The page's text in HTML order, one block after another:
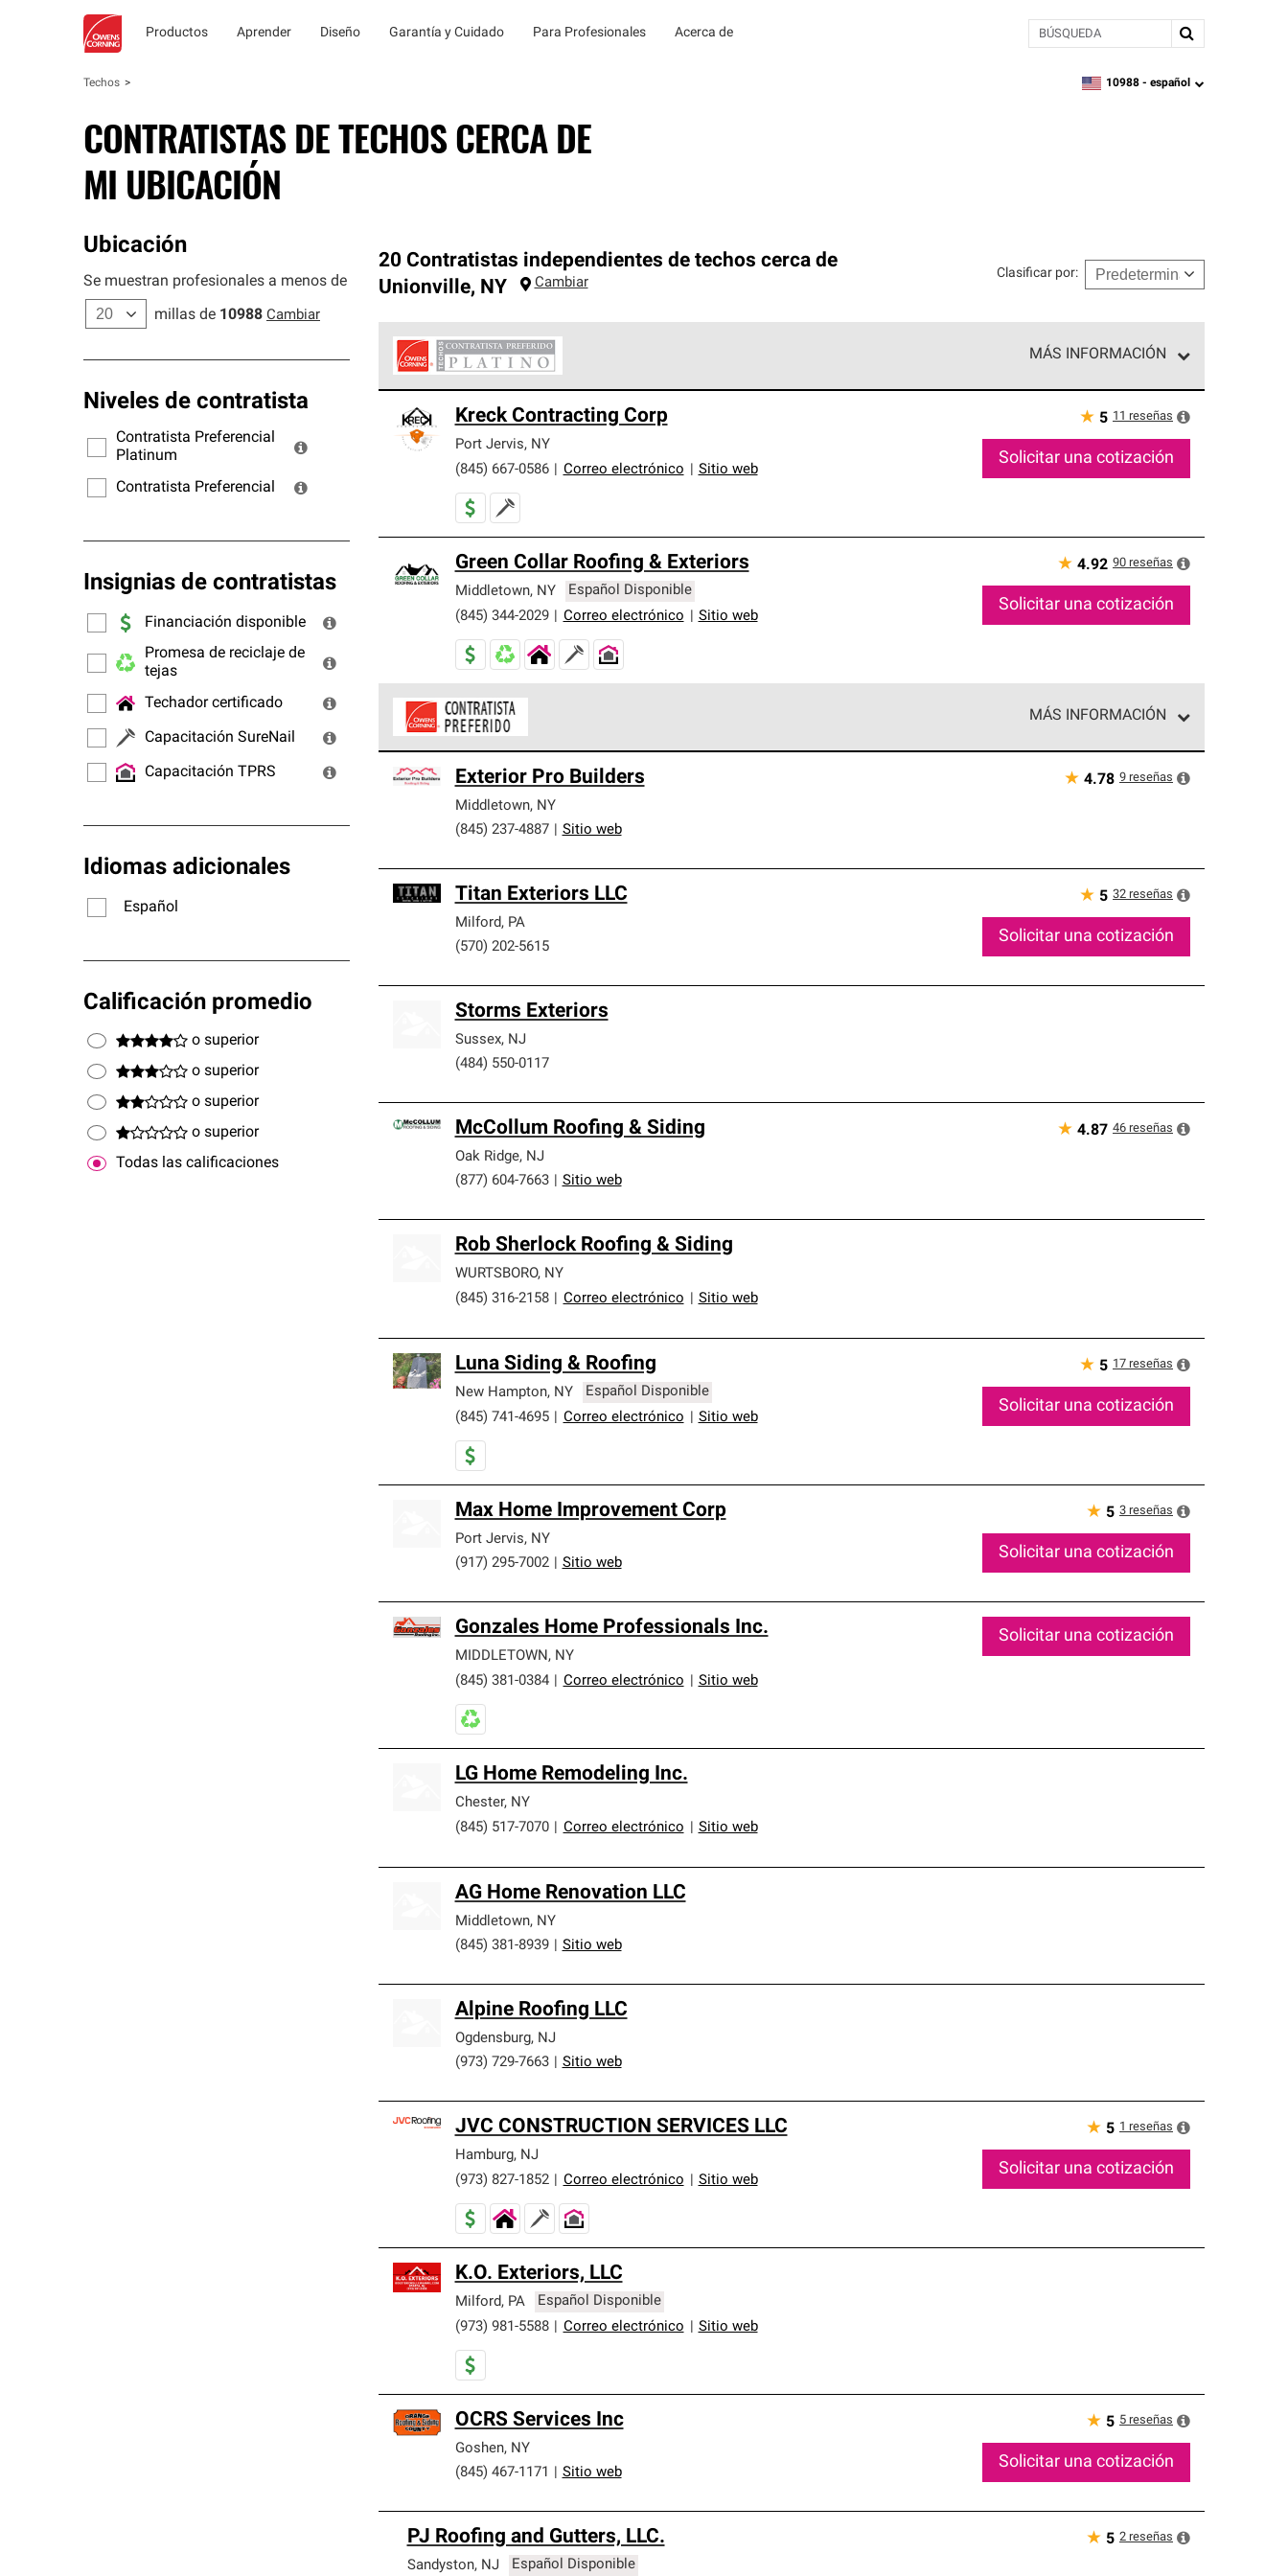
Productos Aprender Diseño Garantía y Cuidado Para Profesionales Acerca de BÚSQUEDA
Techos zipcode,language
10988 - español
CONTRATISTAS DE TECHOS CERCA DE
MI UBICACIÓN
Ubicación
Se muestran profesionales a menos de
millas de 10988 Cambiar
Niveles de contratista
Contratista Preferencial
Platinum
Contratista Preferencial
Insignias de contratistas
Financiación disponible
Promesa de reciclaje de
tejas
Techador certificado
Capacitación SureNail
Capacitación TPRS
Idiomas adicionales
Español
Calificación promedio
o superior
o superior
o superior
o superior
Todas las calificaciones
20 Contratistas independientes de techos cerca de
Unionville, NY Cambiar
Clasificar por:
MÁS INFORMACIÓN
cumplen con estándares estrictos de profesionalismo, confiabilidad y destreza incomparable. Solo ellos pueden
ofrecer nuestra mejor garantía de sistemas de techos.
Kreck Contracting Corp
Port Jervis, NY
(845) 667-0586
Correo electrónico Sitio web
★ 5 11 reseñas
Solicitar una cotización
Green Collar Roofing & Exteriors
Middletown, NY
Español Disponible
(845) 344-2029
Correo electrónico Sitio web
★ 4.92 90 reseñas
Solicitar una cotización
MÁS INFORMACIÓN
cumplen con altos estándares y requisitos estrictos de profesionalismo y confiabilidad.
Exterior Pro Builders
Middletown, NY
(845) 237-4887
Sitio web
★ 4.78 9 reseñas
Titan Exteriors LLC
Milford , PA
(570) 202-5615
★ 5 32 reseñas
Solicitar una cotización
Storms Exteriors
Sussex, NJ
(484) 550-0117
McCollum Roofing & Siding
Oak Ridge, NJ
(877) 604-7663
Sitio web
★ 4.87 46 reseñas
Rob Sherlock Roofing & Siding
WURTSBORO, NY
(845) 316-2158
Correo electrónico Sitio web
Luna Siding & Roofing
New Hampton, NY
Español Disponible
(845) 741-4695
Correo electrónico Sitio web
★ 5 17 reseñas
Solicitar una cotización
Max Home Improvement Corp
Port Jervis, NY
(917) 295-7002
Sitio web
★ 5 3 reseñas
Solicitar una cotización
Gonzales Home Professionals Inc.
MIDDLETOWN , NY
(845) 381-0384
Correo electrónico Sitio web
Solicitar una cotización
LG Home Remodeling Inc.
Chester, NY
(845) 517-7070
Correo electrónico Sitio web
AG Home Renovation LLC
Middletown, NY
(845) 381-8939
Sitio web
Alpine Roofing LLC
Ogdensburg, NJ
(973) 729-7663
Sitio web
JVC CONSTRUCTION SERVICES LLC
Hamburg, NJ
(973) 827-1852
Correo electrónico Sitio web
★ 5 1 reseñas
Solicitar una cotización
K.O. Exteriors, LLC
Milford , PA
Español Disponible
(973) 981-5588
Correo electrónico Sitio web
OCRS Services Inc
Goshen, NY
(845) 467-1171
Sitio web
★ 5 5 reseñas
Solicitar una cotización
PJ Roofing and Gutters, LLC.
Sandyston, NJ Español Disponible
★ 5 2 reseñas